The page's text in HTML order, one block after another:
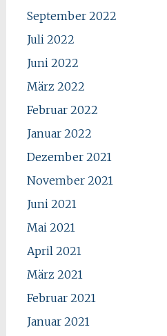
September 2022
Juli 2022
Juni 2022
März 2022
Februar 2022
Januar 2022
Dezember 2021
November 2021
Juni 2021
Mai 2021
April 2021
März 2021
Februar 2021
Januar 2021